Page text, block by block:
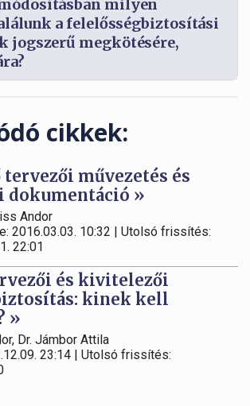
milyen
a felelősségbiztosítási
jogszerű megkötésére,
cikkek:
tervezői művezetés és
»
Andor
2016.03.03. 10:32 | Utolsó frissítés:
22:01
és kivitelezői
kinek kell
»
Dr. Jámbor Attila
23:14 | Utolsó frissítés: